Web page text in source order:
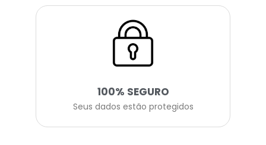
100% SEGURO
Seus dados estão protegidos